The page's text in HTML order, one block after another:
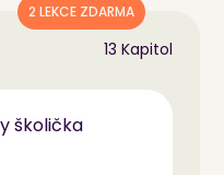
2 LEKCE ZDARMA
13 Kapitol
školička